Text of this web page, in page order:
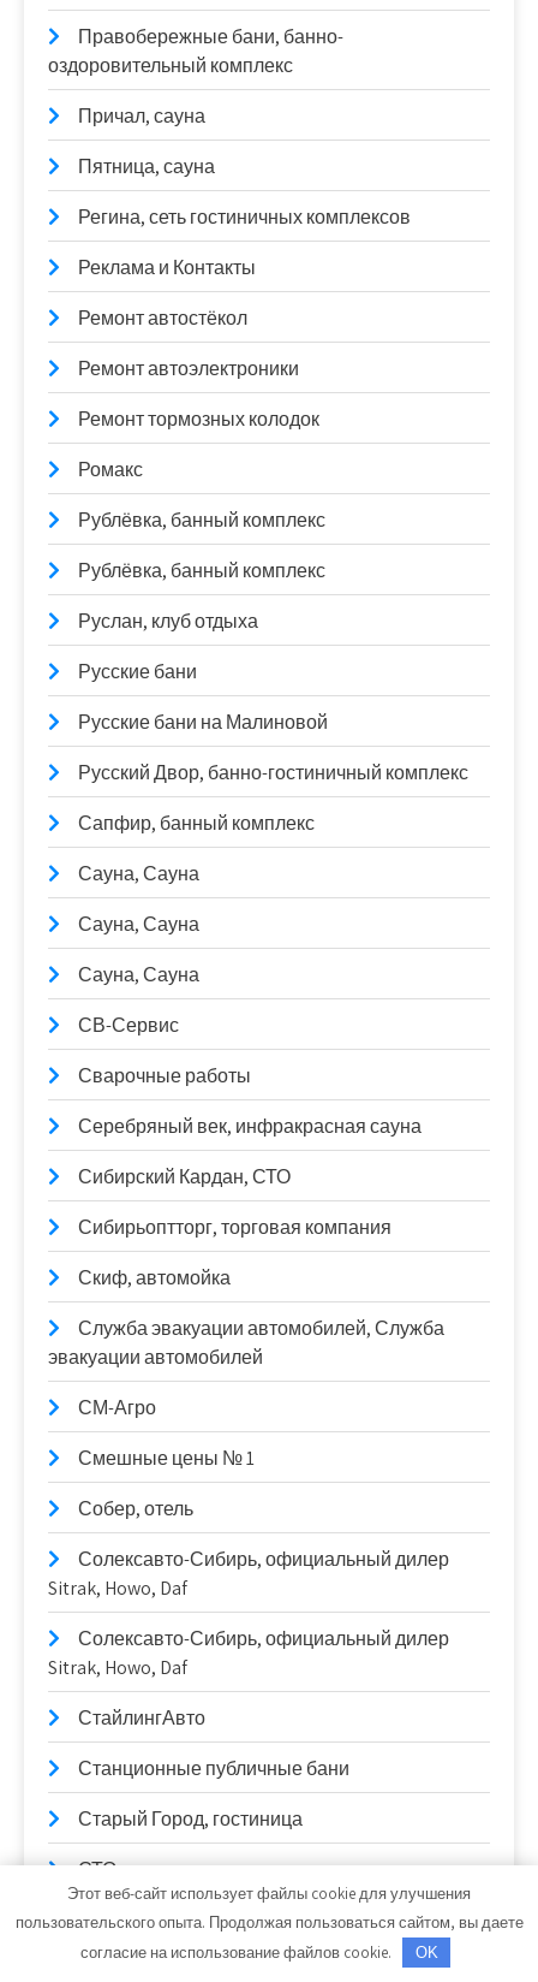
Правобережные бани, банно-
оздоровительный комплекс
Причал, сауна
Пятница, сауна
Регина, сеть гостиничных комплексов
Реклама и Контакты
Ремонт автостёкол
Ремонт автоэлектроники
Ремонт тормозных колодок
Ромакс
Рублёвка, банный комплекс
Рублёвка, банный комплекс
Руслан, клуб отдыха
Русские бани
Русские бани на Малиновой
Русский Двор, банно-гостиничный комплекс
Сапфир, банный комплекс
Сауна, Сауна
Сауна, Сауна
Сауна, Сауна
СВ-Сервис
Сварочные работы
Серебряный век, инфракрасная сауна
Сибирский Кардан, СТО
Сибирьоптторг, торговая компания
Скиф, автомойка
Служба эвакуации автомобилей, Служба
эвакуации автомобилей
СМ-Агро
Смешные цены № 1
Собер, отель
Солексавто-Сибирь, официальный дилер
Sitrak, Howo, Daf
Солексавто-Сибирь, официальный дилер
Sitrak, Howo, Daf
СтайлингАвто
Станционные публичные бани
Старый Город, гостиница
СТО
СТО
Этот веб-сайт использует файлы cookie для улучшения
пользовательского опыта. Продолжая пользоваться сайтом, вы даете
согласие на использование файлов cookie.
OK